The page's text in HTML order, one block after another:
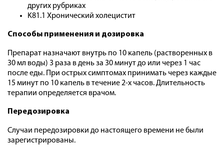
других рубриках
K81.1 Хронический холецистит
Способы применения и дозировка
Препарат назначают внутрь по 10 капель (растворенных в
30 мл воды) 3 раза в день за 30 минут до или через 1 час
после еды. При острых симптомах принимать через каждые
15 минут по 10 капель в течение 2-х часов. Длительность
терапии определяется врачом.
Передозировка
Случаи передозировки до настоящего времени не были
зарегистрированы.